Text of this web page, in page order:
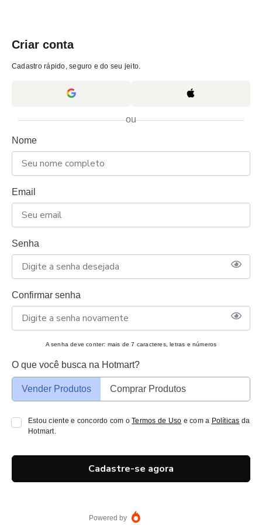
Criar conta
Cadastro rápido, seguro e do seu jeito.
ou
Nome
Email
Senha
Confirmar senha
A senha deve conter: mais de 7 caracteres, letras e números
O que você busca na Hotmart?
Vender Produtos Comprar Produtos
Estou ciente e concordo com oTermos de Uso e com a Políticas da
Hotmart.
Cadastre-se agora
Powered by